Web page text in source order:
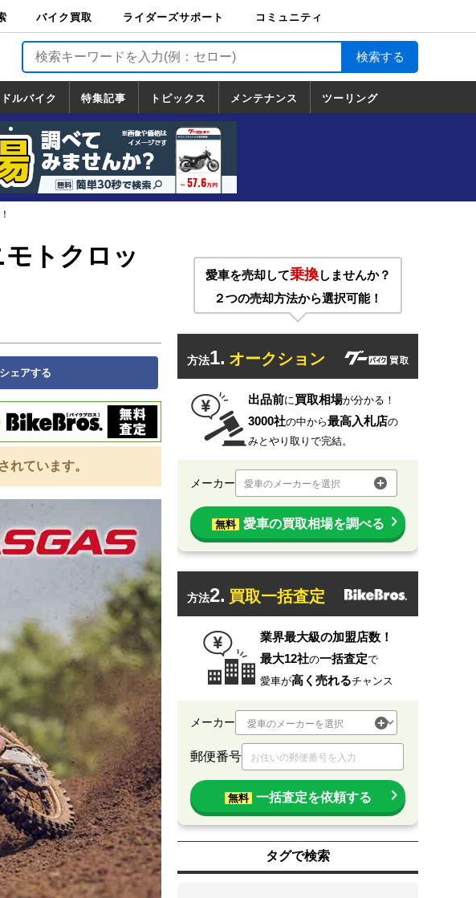
バイク買取
バイク買取
ライダーズサポート
ライダーズサポート
TOP
バイク輸送
バイクガレージライ
フ
バイク車両保険
ロードサービス
バイク試乗
コミュニティ
ルバイク
ドルバイク
キ
特集記事 トピックス
トピックス
一覧
ホンダ
ヤマハ
スズキ
カワサキ
ハーレーダ
ビッドソン
BMW
ドゥカティ
トライアン
フ
メンテナンス ツーリング
モトクロッ
シェアする
れています。
愛車を売却して乗換しませんか？
２つの売却方法から選択可能！
方法1. オークション
出品前に買取相場が分かる！
3000社の中から最高入札店の
みとやり取りで完結。
メーカー 愛車のメーカーを選択
無料 愛車の買取相場を調べる
方法2. 買取一括査定
業界最大級の加盟店数！
最大12社の一括査定で
愛車が高く売れるチャンス
メーカー
郵便番号
無料 一括査定を依頼する
タグで検索